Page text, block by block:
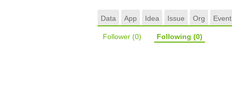
Data App Idea Issue Org Event
Follower (0) Following (0)